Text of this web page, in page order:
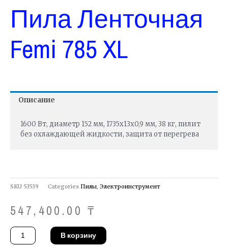
Пила Ленточная
Femi 785 XL
Описание
1600 Вт, диамeтр 152 мм, 1735х13х0,9 мм, 38 кг, пилит
без охлаждающей жидкости, защита от перегрева
SKU 53539 Categories Пилы, Электроинструмент
547,400.00₸
Количество
товара
Пила
В корзину